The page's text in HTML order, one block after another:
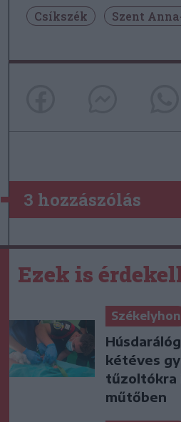
Csíkszék Szent
3 hozzászólás
Ezek is
Székelyhon
kétéves
tűzoltókra
műtőben